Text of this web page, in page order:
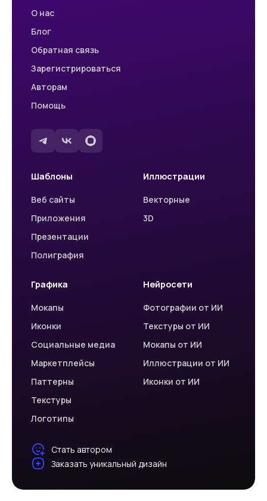
О нас
Блог
Обратная связь
Зарегистрироваться
Авторам
Помощь
Шаблоны
Веб сайты
Приложения
Презентации
Полиграфия
Иллюстрации
Векторные
3D
Графика
Мокапы
Иконки
Социальные медиа
Маркетплейсы
Паттерны
Текстуры
Логотипы
Нейросети
Фотографии от ИИ
Текстуры от ИИ
Мокапы от ИИ
Иллюстрации от ИИ
Иконки от ИИ
Стать автором
Заказать уникальный дизайн